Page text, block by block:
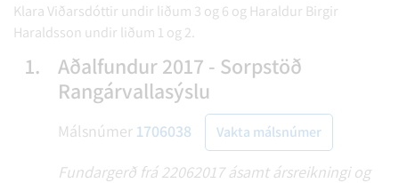
Klara Viðarsdóttir undir liðum 3 og 6 og Haraldur Birgir
Haraldsson undir liðum 1 og 2.
1.
Aðalfundur 2017 - Sorpstöð
Rangárvallasýslu
Málsnúmer 1706038 Vakta málsnúmer
Fundargerð frá 22062017 ásamt ársreikningi og